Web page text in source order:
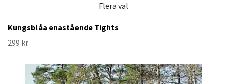
Flera val
Kungsblåa enastående Tights
299 kr